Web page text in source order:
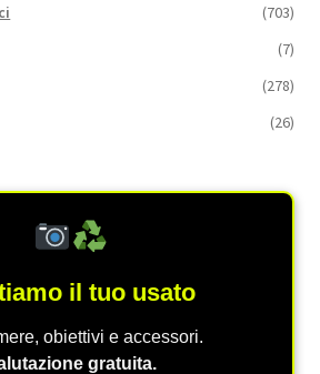
(703)
(7)
(278)
(26)
il tuo usato
obiettivi e accessori.
gratuita.